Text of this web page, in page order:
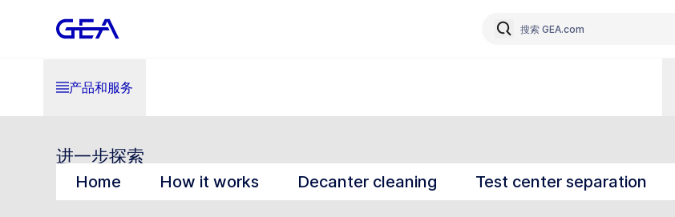
产品和服务
进一步探索
Home How it works Decanter cleaning Test center separation